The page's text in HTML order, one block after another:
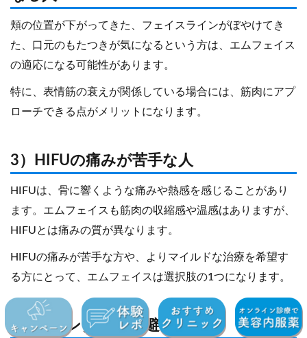
頬の位置が下がってきた、フェイスラインがぼやけてき
た、口元のもたつきが気になるという方は、エムフェイス
の適応になる可能性があります。
特に、表情筋の衰えが関係している場合には、筋肉にアプ
ローチできる点がメリットになります。
3）HIFUの痛みが苦手な人
HIFUは、骨に響くような痛みや熱感を感じることがあり
ます。エムフェイスも筋肉の収縮感や温感はありますが、
HIFUとは痛みの質が異なります。
HIFUの痛みが苦手な方や、よりマイルドな治療を希望す
る方にとって、エムフェイスは選択肢の1つになります。
4）ダウンタイムを避けたい人